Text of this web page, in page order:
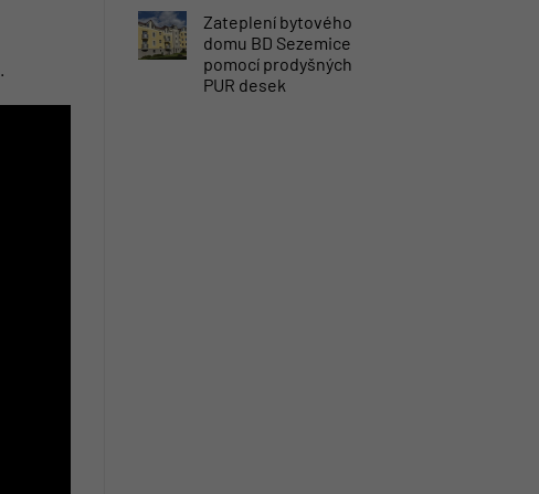
Zateplení bytového
domu BD Sezemice
pomocí prodyšných
PUR desek